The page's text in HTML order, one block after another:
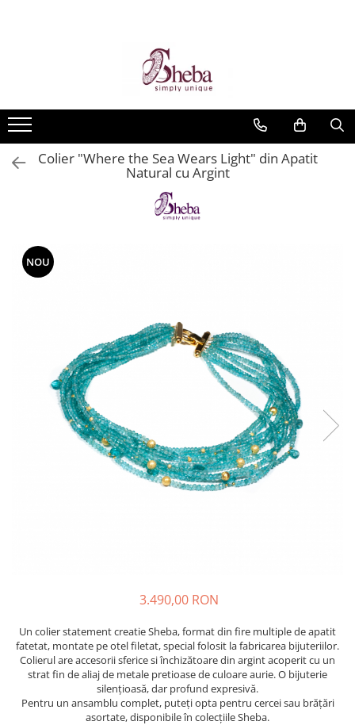
Colier "Where the Sea Wears Light" din Apatit
Natural cu Argint
NOU
3.490,00 RON
Un colier statement creatie Sheba, format din fire multiple de apatit
fatetat, montate pe otel filetat, special folosit la fabricarea bijuteriilor.
Colierul are accesorii sferice si închizătoare din argint acoperit cu un
strat fin de aliaj de metale pretioase de culoare aurie. O bijuterie
silențioasă, dar profund expresivă.
Pentru un ansamblu complet, puteți opta pentru cercei sau brățări
asortate, disponibile în colecțiile Sheba.